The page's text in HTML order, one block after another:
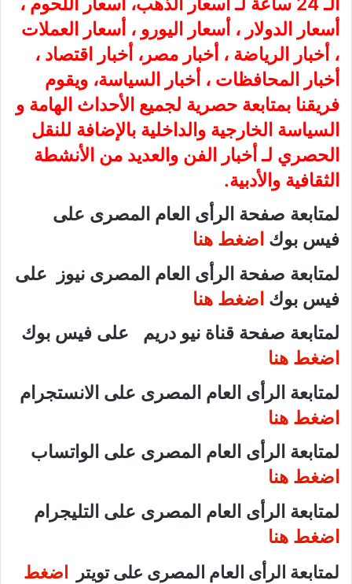
أسعار الدولار ، أسعار اليورو ، أسعار العملات
، أخبار الرياضة ، أخبار مصر، أخبار اقتصاد ،
أخبار المحافظات ، أخبار السياسة، ويقوم
فريقنا بمتابعة حصرية لجميع الأحداث الهامة و
السياسة الخارجية والداخلية بالإضافة للنقل
الحصري لـ أخبار الفن والعديد من الأنشطة
الثقافية والأدبية.
لمتابعة صفحة الرأى العام المصرى على
فيس بوك اضغط هنا
لمتابعة صفحة الرأى العام المصرى نيوز على
فيس بوك اضغط هنا
لمتابعة صفحة قناة نيو دريم على فيس بوك
اضغط هنا
لمتابعة الرأى العام المصرى على الانستجرام
اضغط هنا
لمتابعة الرأى العام المصرى على الواتساب
اضغط هنا
لمتابعة الرأى العام المصرى على التليجرام
اضغط هنا
لمتابعة الرأى العام المصرى على تويتر
اضغط